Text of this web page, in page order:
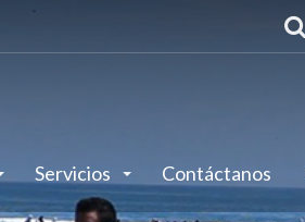
Servicios Contáctanos